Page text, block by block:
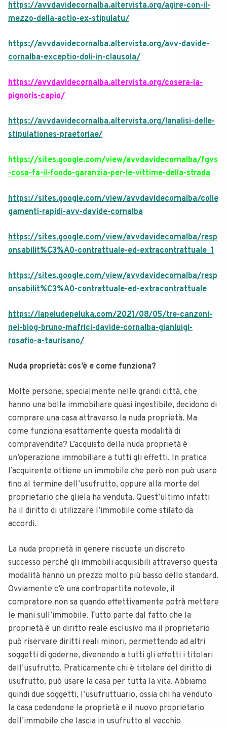
https://avvdavidecornalba.altervista.org/agire-con-il-
mezzo-della-actio-ex-stipulatu/
https://avvdavidecornalba.altervista.org/avv-davide-
cornalba-exceptio-doli-in-clausola/
https://avvdavidecornalba.altervista.org/cosera-la-
pignoris-capio/
https://avvdavidecornalba.altervista.org/lanalisi-delle-
stipulationes-praetoriae/
https://sites.google.com/view/avvdavidecornalba/fgvs
-cosa-fa-il-fondo-garanzia-per-le-vittime-della-strada
https://sites.google.com/view/avvdavidecornalba/colle
gamenti-rapidi-avv-davide-cornalba
https://sites.google.com/view/avvdavidecornalba/resp
onsabilit%C3%A0-contrattuale-ed-extracontrattuale_1
https://sites.google.com/view/avvdavidecornalba/resp
onsabilit%C3%A0-contrattuale-ed-extracontrattuale
https://lapeludepeluka.com/2021/08/05/tre-canzoni-
nel-blog-bruno-mafrici-davide-cornalba-gianluigi-
rosafio-a-taurisano/
Nuda proprietà: cos’è e come funziona?
Molte persone, specialmente nelle grandi città, che
hanno una bolla immobiliare quasi ingestibile, decidono di
comprare una casa attraverso la nuda proprietà. Ma
come funziona esattamente questa modalità di
compravendita? L’acquisto della nuda proprietà è
un’operazione immobiliare a tutti gli effetti. In pratica
l’acquirente ottiene un immobile che però non può usare
fino al termine dell’usufrutto, oppure alla morte del
proprietario che gliela ha venduta. Quest’ultimo infatti
ha il diritto di utilizzare l’immobile come stilato da
accordi.
La nuda proprietà in genere riscuote un discreto
successo perché gli immobili acquisibili attraverso questa
modalità hanno un prezzo molto più basso dello standard.
Ovviamente c’è una contropartita notevole, il
compratore non sa quando effettivamente potrà mettere
le mani sull’immobile. Tutto parte dal fatto che la
proprietà è un diritto reale esclusivo ma il proprietario
può riservare diritti reali minori, permettendo ad altri
soggetti di goderne, divenendo a tutti gli effetti i titolari
dell’usufrutto. Praticamente chi è titolare del diritto di
usufrutto, può usare la casa per tutta la vita. Abbiamo
quindi due soggetti, l’usufruttuario, ossia chi ha venduto
la casa cedendone la proprietà e il nuovo proprietario
dell’immobile che lascia in usufrutto al vecchio